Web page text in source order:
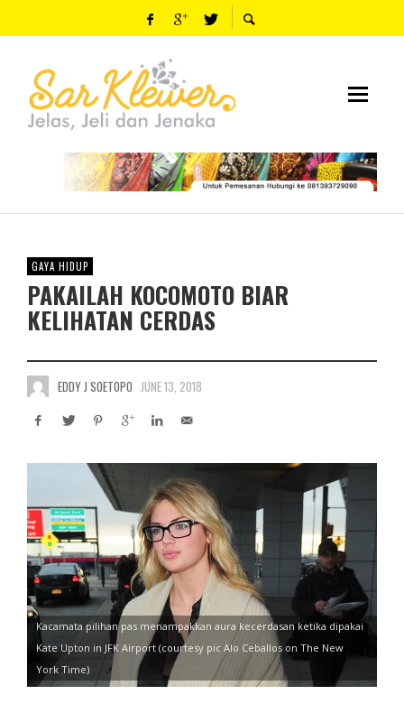
GAYA HIDUP
PAKAILAH KOCOMOTO BIAR
KELIHATAN CERDAS
EDDY J SOETOPO JUNE 13, 2018
Kacamata pilihan pas menampakkan aura kecerdasan ketika dipakai
Kate Upton in JFK Airport (courtesy pic Alo Ceballos on The New
York Time)